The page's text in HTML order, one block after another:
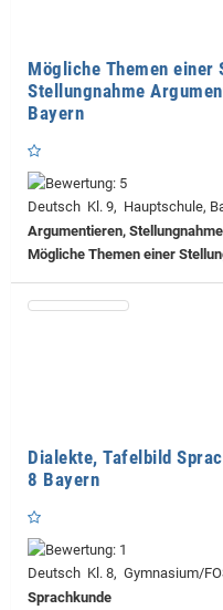
Mögliche Themen einer
Stellungnahme
Bayern
Deutsch Kl. 9, Hauptschule,
Argumentieren, Stellungnahme
Mögliche Themen einer
Dialekte, Tafelbild
8 Bayern
Deutsch Kl. 8, Gymnasium/
Sprachkunde